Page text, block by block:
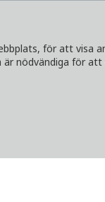
för att visa
nödvändiga för